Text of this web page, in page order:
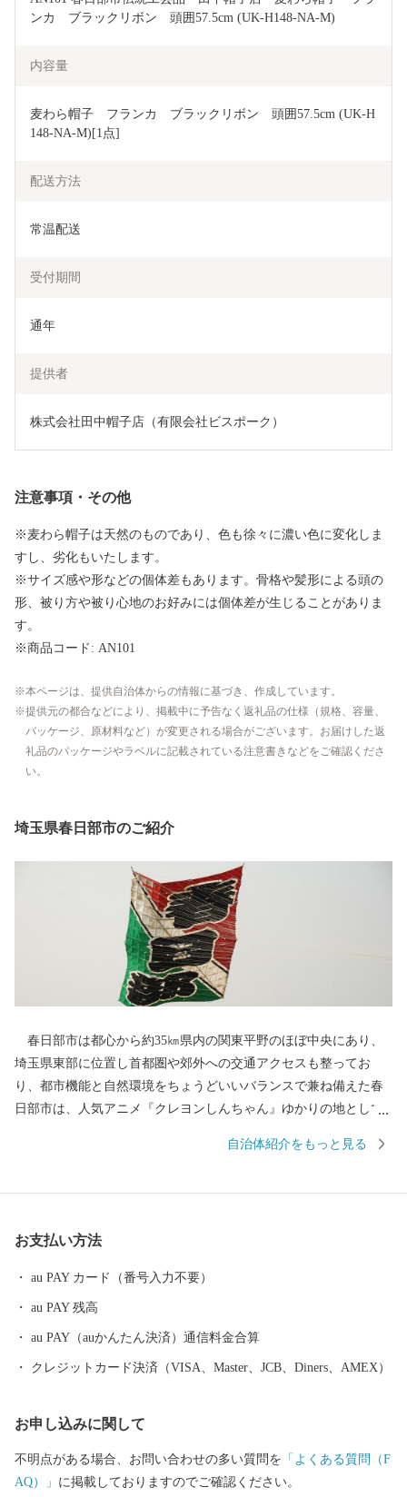
ンカ　ブラックリボン　頭囲57.5cm (UK-H148-NA-M)
内容量
麦わら帽子　フランカ　ブラックリボン　頭囲57.5cm (UK-H
148-NA-M)[1点]
配送方法
常温配送
受付期間
通年
提供者
株式会社田中帽子店（有限会社ビスポーク）
注意事項・その他
※麦わら帽子は天然のものであり、色も徐々に濃い色に変化しま
すし、劣化もいたします。
※サイズ感や形などの個体差もあります。骨格や髪形による頭の
形、被り方や被り心地のお好みには個体差が生じることがありま
す。
※商品コード: AN101
本ページは、提供自治体からの情報に基づき、作成しています。
提供元の都合などにより、掲載中に予告なく返礼品の仕様（規格、容量、
パッケージ、原材料など）が変更される場合がございます。お届けした返
礼品のパッケージやラベルに記載されている注意書きなどをご確認くださ
い。
埼玉県春日部市のご紹介
春日部市は都心から約35㎞県内の関東平野のほぼ中央にあり、
埼玉県東部に位置し首都圏や郊外への交通アクセスも整ってお
り、都市機能と自然環境をちょうどいいバランスで兼ね備えた春
日部市は、人気アニメ『クレヨンしんちゃん』ゆかりの地として
を持ち、江戸の伝統を受け継ぐ桐たんすや桐箱、江戸情緒豊かな
外郭放水路、総延長約１㎞の藤棚に彩られたふじ通りで行われる
「春日部藤まつり」や、100畳敷の大凧が江戸川の大空を勇壮に舞
な観光資源を有し、四季を通じてまちに賑わいと活気を呼び込ん
でいます。 魅力いっぱいの春日部市へ、ぜひ一度お越しくださ
自治体紹介をもっと見る
お支払い方法
au PAY カード（番号入力不要）
au PAY 残高
au PAY（auかんたん決済）通信料金合算
クレジットカード決済（VISA、Master、JCB、Diners、AMEX）
お申し込みに関して
不明点がある場合、お問い合わせの多い質問を 「よくある質問（F
AQ）」 に掲載しておりますのでご確認ください。